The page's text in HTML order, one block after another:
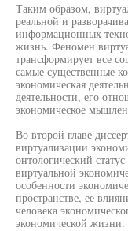
Таким образом,
реальной и
информационных
жизнь. Феномен
трансформирует все
самые существенные
экономическая
деятельности, его
экономическое
Во второй главе
виртуализации
онтологический
виртуальной
особенности
пространстве, ее
человека
экономической жизни.